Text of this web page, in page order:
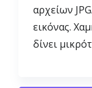
αρχείων
εικόνας.
δίνει